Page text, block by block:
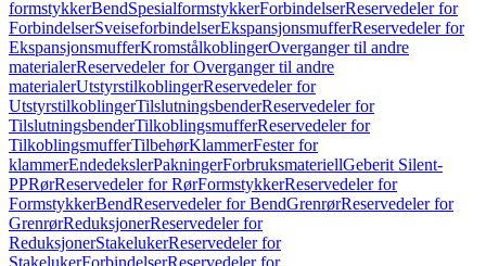
formstykkerBendSpesialformstykkerForbindelserReservedeler for
ForbindelserSveiseforbindelserEkspansjonsmufferReservedeler for
EkspansjonsmufferKromstålkoblingerOverganger til andre
materialerReservedeler for Overganger til andre
materialerUtstyrstilkoblingerReservedeler for
UtstyrstilkoblingerTilslutningsbenderReservedeler for
TilslutningsbenderTilkoblingsmufferReservedeler for
TilkoblingsmufferTilbehørKlammerFester for
klammerEndedekslerPakningerForbruksmateriellGeberit Silent-
PPRørReservedeler for RørFormstykkerReservedeler for
FormstykkerBendReservedeler for BendGrenrørReservedeler for
GrenrørReduksjonerReservedeler for
ReduksjonerStakelukerReservedeler for
StakelukerForbindelserReservedeler for